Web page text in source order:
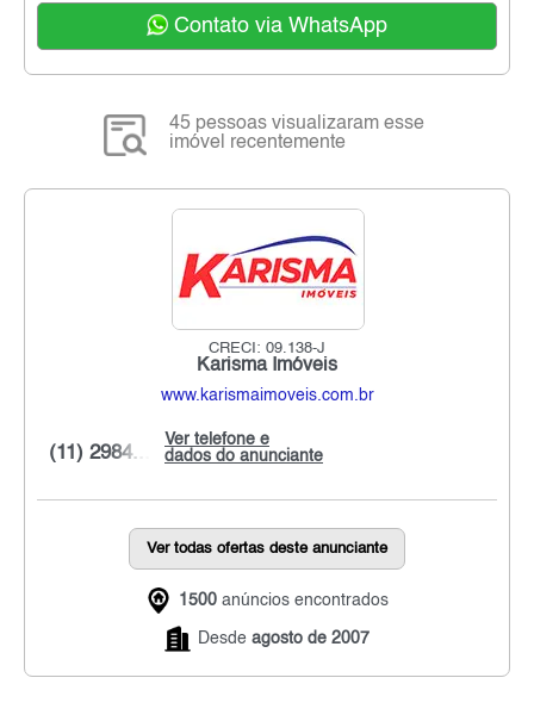
Contato via WhatsApp
45 pessoas visualizaram esse
imóvel recentemente
CRECI: 09.138-J
Karisma Imóveis
www.karismaimoveis.com.br
Ver telefone e
dados do anunciante
(11) 2984...
Ver todas ofertas deste anunciante
1500 anúncios encontrados
Desde agosto de 2007